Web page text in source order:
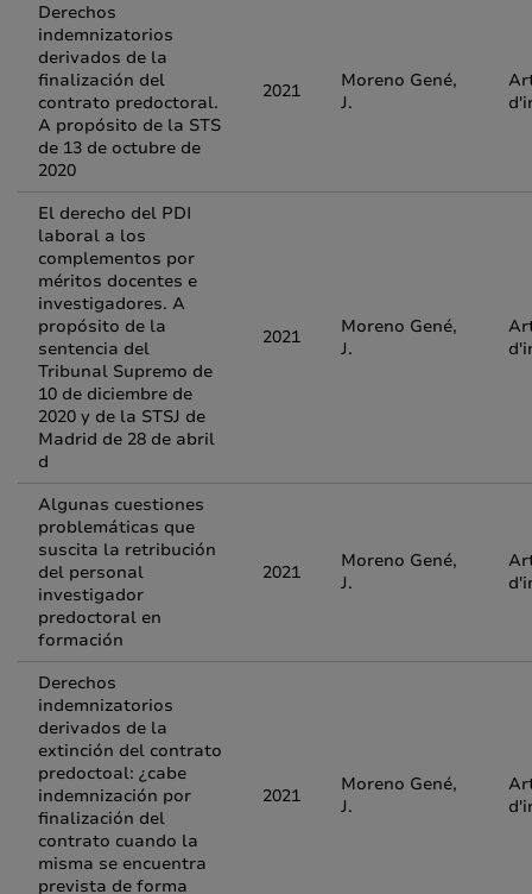
Derechos
indemnizatorios
derivados de la
finalización del
contrato predoctoral.
A propósito de la STS
de 13 de octubre de
2020
2021
Moreno Gené,
J.
El derecho del PDI
laboral a los
complementos por
méritos docentes e
investigadores. A
propósito de la
sentencia del
Tribunal Supremo de
10 de diciembre de
2020 y de la STSJ de
Madrid de 28 de abril
d
2021
Moreno Gené,
J.
Algunas cuestiones
problemáticas que
suscita la retribución
del personal
investigador
predoctoral en
formación
2021
Moreno Gené,
J.
Derechos
indemnizatorios
derivados de la
extinción del contrato
predoctoal: ¿cabe
indemnización por
finalización del
contrato cuando la
misma se encuentra
prevista de forma
2021
Moreno Gené,
J.